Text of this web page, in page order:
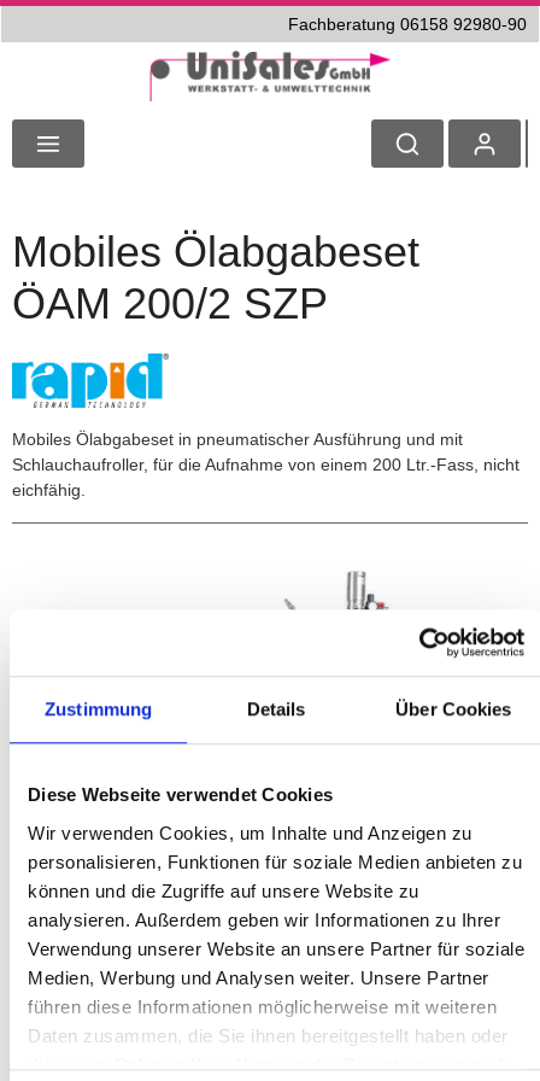
Zustimmung Details Über Cookies
Diese Webseite verwendet Cookies
Wir verwenden Cookies, um Inhalte und Anzeigen zu
personalisieren, Funktionen für soziale Medien anbieten zu
können und die Zugriffe auf unsere Website zu
analysieren. Außerdem geben wir Informationen zu Ihrer
Verwendung unserer Website an unsere Partner für soziale
Medien, Werbung und Analysen weiter. Unsere Partner
führen diese Informationen möglicherweise mit weiteren
Daten zusammen, die Sie ihnen bereitgestellt haben oder
Fachberatung 06158 92980-90
Mobiles Ölabgabeset
ÖAM 200/2 SZP
Mobiles Ölabgabeset in pneumatischer Ausführung und mit
Schlauchaufroller, für die Aufnahme von einem 200 Ltr.-Fass, nicht
eichfähig.
1.321,97 €* %
1.762,63 €* (25% gespart)